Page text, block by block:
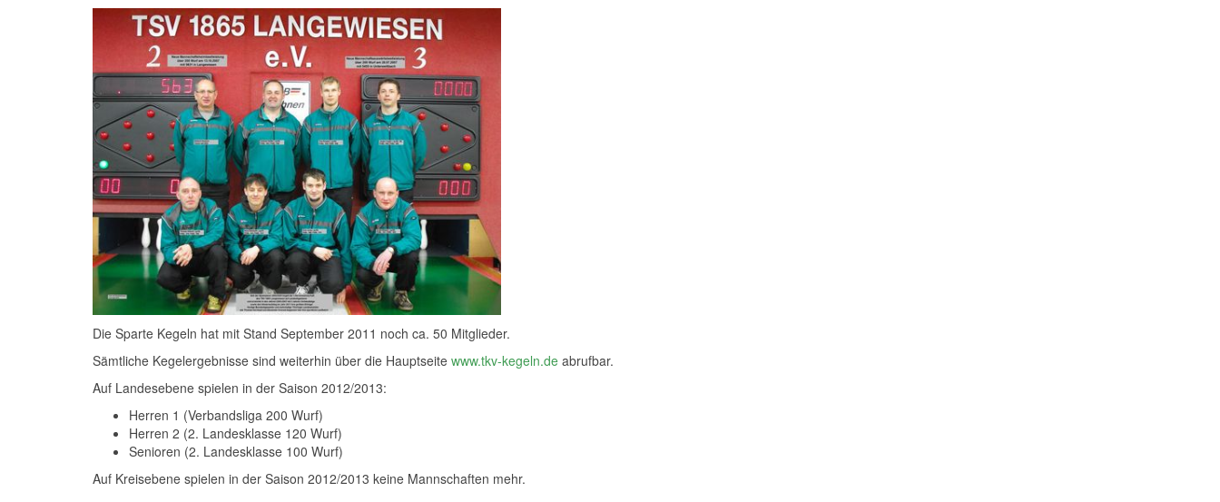
Die Sparte Kegeln hat mit Stand September 2011 noch ca. 50 Mitglieder.
Sämtliche Kegelergebnisse sind weiterhin über die Hauptseite www.tkv-kegeln.de abrufbar.
Auf Landesebene spielen in der Saison 2012/2013:
Herren 1 (Verbandsliga 200 Wurf)
Herren 2 (2. Landesklasse 120 Wurf)
Senioren (2. Landesklasse 100 Wurf)
Auf Kreisebene spielen in der Saison 2012/2013 keine Mannschaften mehr.